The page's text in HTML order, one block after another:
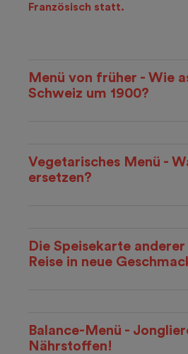
Französisch statt.
Menü von früher - Wie
Schweiz um 1900?
Vegetarisches Menü -
ersetzen?
Die Speisekarte
Reise in neue
Balance-Menü -
Nährstoffen!